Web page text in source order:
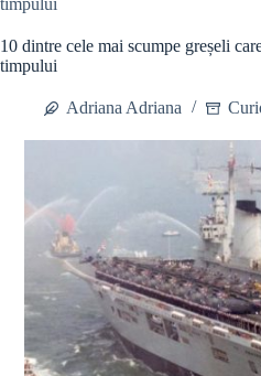
timpului
10 dintre cele mai scumpe greșeli
timpului
Adriana Adriana